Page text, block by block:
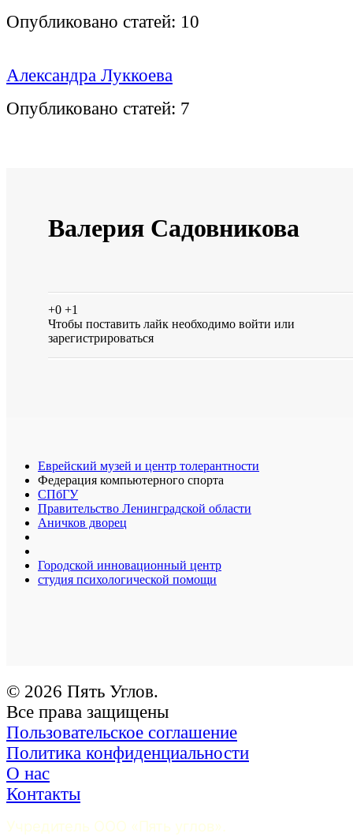
Опубликовано статей: 10
Александра Луккоева
Опубликовано статей: 7
Валерия Садовникова
+0 +1
Чтобы поставить лайк необходимо войти или
зарегистрироваться
Еврейский музей и центр толерантности
Федерация компьютерного спорта
СПбГУ
Правительство Ленинградской области
Аничков дворец
Городской инновационный центр
студия психологической помощи
© 2026 Пять Углов.
Все права защищены
Пользовательское соглашение
Политика конфиденциальности
О нас
Контакты
Учредитель ООО «Пять углов».